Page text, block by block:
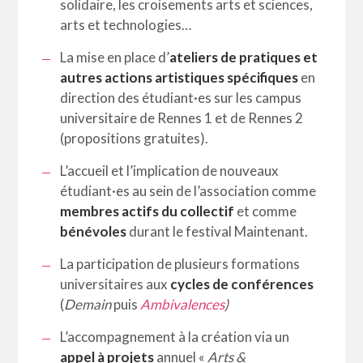
solidaire, les croisements arts et sciences,
arts et technologies…
La mise en place d’ateliers de pratiques et
autres actions artistiques spécifiquesen
direction des étudiant·es sur les campus
universitaire de Rennes 1 et de Rennes 2
(propositions gratuites).
L’accueil et l’implication de nouveaux
étudiant·es au sein de l’association comme
membres actifs du collectif et comme
bénévolesdurant le festival Maintenant.
La participation de plusieurs formations
universitaires aux cycles de conférences
(Demainpuis Ambivalences)
L’accompagnement à la création via un
appel à projetsannuel « Arts &